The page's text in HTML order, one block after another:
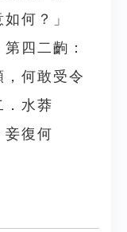
何？」
四二齣：
，何敢受令
．水莽
妾復何